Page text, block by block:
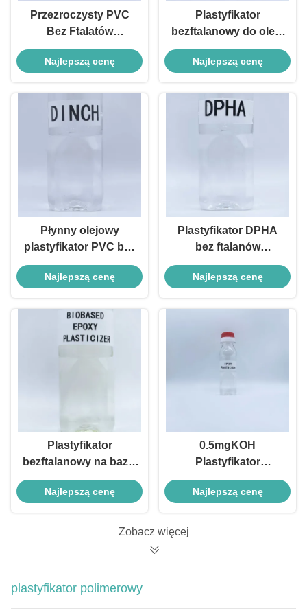
Przezroczysty PVC
Bez Ftalatów
Plastyfikator DOTP
Plastyfikator
i Kabli
Najlepszą cenę
Plastyfikator
bezftalanowy do oleju
DOCH o takiej samej
skuteczności
Najlepszą cenę
Płynny olejowy
plastyfikator PVC bez
ftalanów DINCH,
zawartość
Najlepszą cenę
Plastyfikator DPHA
bez ftalanów
Plastyfikatory bez
ftalanów do PCW
Najlepszą cenę
Plastyfikator
bezftalanowy na bazie
biologicznej do
epoksydu,
Najlepszą cenę
0.5mgKOH
Plastyfikator
epoksydowy
Wielofunkcyjny
Najlepszą cenę
Zobacz więcej
plastyfikator polimerowy